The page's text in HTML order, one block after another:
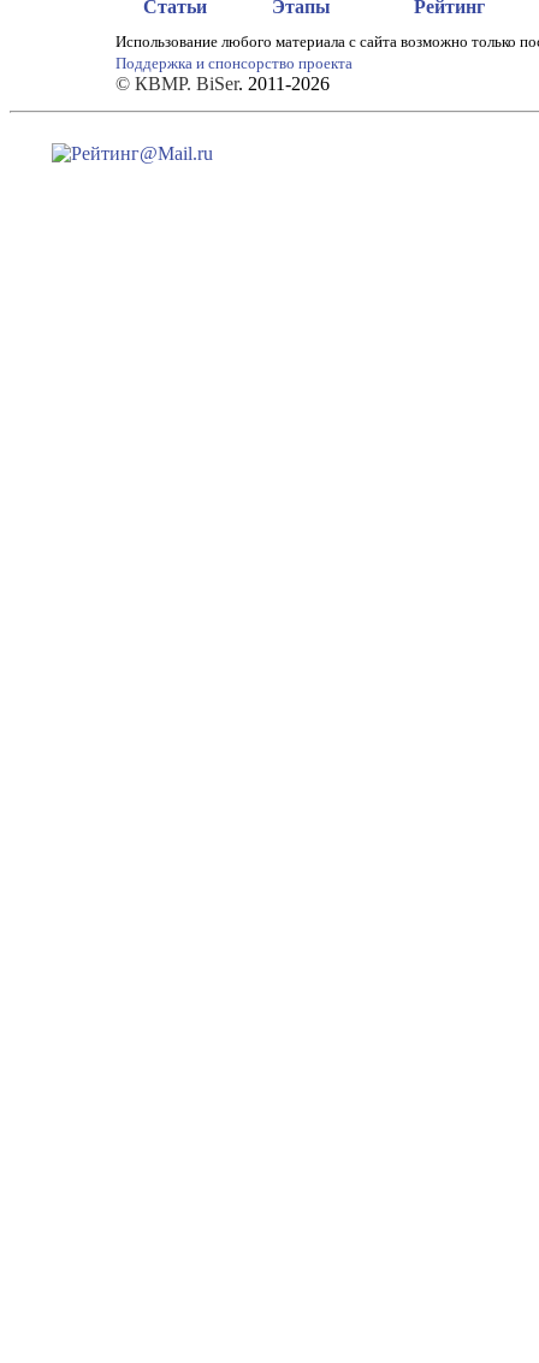
Статьи Этапы Рейтинг
Использование любого материала с сайта возможно только
Поддержка и спонсорство проекта
© КВМР. BiSer. 2011-2026